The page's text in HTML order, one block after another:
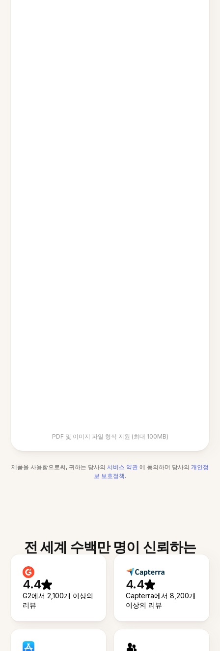
PDF 및 이미지 파일 형식 지원 (최대 100MB)
제품을 사용함으로써, 귀하는 당사의 서비스 약관 에 동의하며 당사의 개인정
보 보호정책.
전 세계 수백만 명이 신뢰하는
4.4
G2에서 2,100개 이상의
리뷰
4.4
Capterra에서 8,200개
이상의 리뷰